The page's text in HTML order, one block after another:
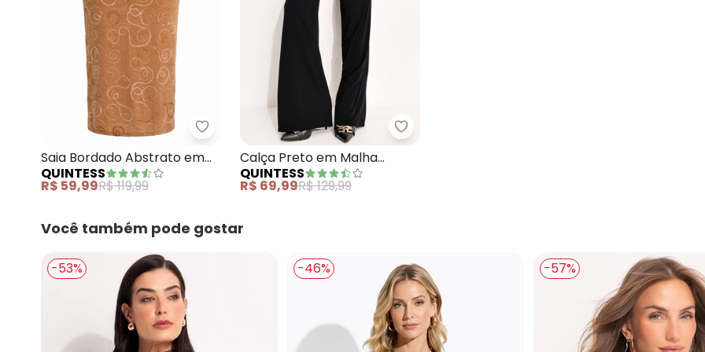
Quintess - Saia Bordado Abstrato em Malha Bordada
Saia Bordado Abstrato em
Malha Bordada
QUINTESS
R$ 59,99R$ 119,99
Quintess - Calça Preto em Malha Crepe
Calça Preto em Malha
Crepe
QUINTESS
R$ 69,99R$ 129,99
Você também pode gostar
-53% -46% -57%